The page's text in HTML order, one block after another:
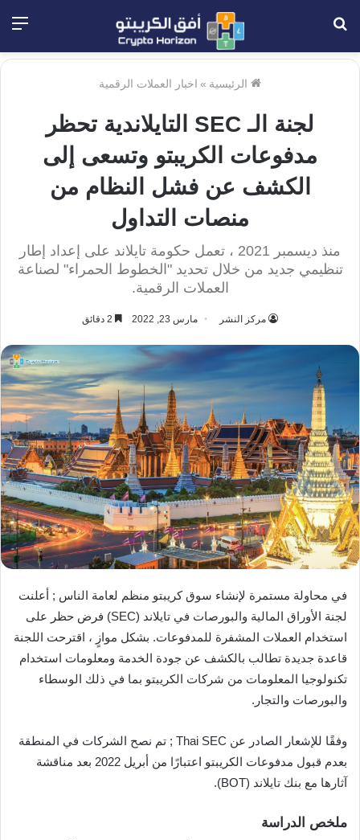
الرئيسية » اخبار العملات الرقمية
لجنة الـ SEC التايلاندية تحظر
مدفوعات الكريبتو وتسعى إلى
الكشف عن فشل النظام من
منصات التداول
منذ ديسمبر 2021 ، تعمل حكومة تايلاند على إعداد إطار
تنظيمي جديد من خلال تحديد "الخطوط الحمراء" لصناعة
العملات الرقمية.
مركز النشر مارس 23, 2022
في محاولة مستمرة لإنشاء سوق كريبتو منظم لعامة الناس ; أعلنت
لجنة الأوراق المالية والبورصات في تايلاند (SEC) فرض حظر على
استخدام العملات المشفرة للمدفوعات. بشكل موازٍ ، اقترحت اللجنة
قاعدة جديدة تطالب بالكشف عن جودة الخدمة ومعلومات استخدام
تكنولوجيا المعلومات من شركات الكريبتو بما في ذلك الوسطاء
والبورصات والتجار.
وفقًا للإشعار الصادر عن Thai SEC ; تم نصح الشركات في المنطقة
بعدم قبول مدفوعات الكريبتو اعتبارًا من أبريل 2022 بعد مناقشة
آثارها مع بنك تايلاند (BOT).
ملخص الدراسة